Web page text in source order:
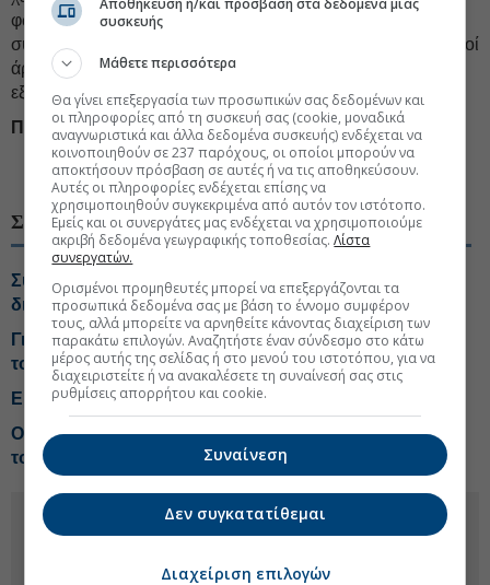
φωνάζει αντιφασιστικά συνθήματα. Η ανταλλαγή των
συνθημάτων τελείωσε σχεδόν αμέσως καθώς οι αστυνομικοί
άρχισαν να οδηγούν το κοινό της κάθε πλευράς προς τις
εξόδους της αίθουσας.
ΠΗΓΗ: ΑΠΕ-ΜΠΕ
#Χρυσή Αυγή δίκη
ΣΧΕΤΙΚΑ ΘΕΜΑΤΑ
Συντάξεις: Τέλος στον «κόφτη» της προσωπικής
διαφοράς
Γιατί οι τιμές βενζίνης και ντίζελ... αποσυνδέθηκαν από
το Brent
Ερχεται η «τέλεια καταιγίδα» για την τιμή του καφέ
Οι ενστάσεις της αγοράς στο Χωροταξικό για τον
τουρισμό
Αποθήκευση ή/και πρόσβαση στα δεδομένα μιας
συσκευής
Μάθετε περισσότερα
Θα γίνει επεξεργασία των προσωπικών σας δεδομένων και
οι πληροφορίες από τη συσκευή σας (cookie, μοναδικά
αναγνωριστικά και άλλα δεδομένα συσκευής) ενδέχεται να
κοινοποιηθούν σε 237 παρόχους, οι οποίοι μπορούν να
αποκτήσουν πρόσβαση σε αυτές ή να τις αποθηκεύσουν.
Αυτές οι πληροφορίες ενδέχεται επίσης να
χρησιμοποιηθούν συγκεκριμένα από αυτόν τον ιστότοπο.
Εμείς και οι συνεργάτες μας ενδέχεται να χρησιμοποιούμε
ακριβή δεδομένα γεωγραφικής τοποθεσίας.Λίστα
συνεργατών.
Ορισμένοι προμηθευτές μπορεί να επεξεργάζονται τα
προσωπικά δεδομένα σας με βάση το έννομο συμφέρον
τους, αλλά μπορείτε να αρνηθείτε κάνοντας διαχείριση των
παρακάτω επιλογών. Αναζητήστε έναν σύνδεσμο στο κάτω
μέρος αυτής της σελίδας ή στο μενού του ιστοτόπου, για να
διαχειριστείτε ή να ανακαλέσετε τη συναίνεσή σας στις
ρυθμίσεις απορρήτου και cookie.
Συναίνεση
Δεν συγκατατίθεμαι
Διαχείριση επιλογών